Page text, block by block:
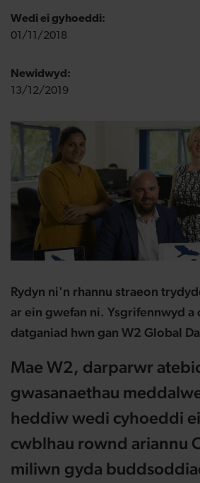
Wedi ei gyhoeddi:
01/11/2018
Newidwyd:
13/12/2019
Rydyn ni'n rhannu straeon
ar ein gwefan ni. Ysgrifennwyd
datganiad hwn gan W2 Global
Mae W2, darparwr
gwasanaethau
heddiw wedi cyhoeddi
cwblhau rownd ariannu
miliwn gyda